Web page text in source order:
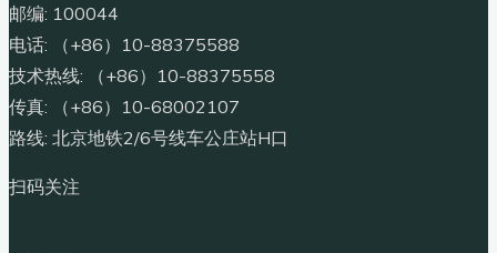
邮编: 100044
电话: （+86）10-88375588
技术热线: （+86）10-88375558
传真: （+86）10-68002107
路线: 北京地铁2/6号线车公庄站H口
扫码关注